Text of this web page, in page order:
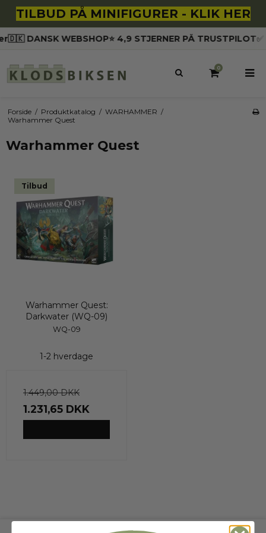
TILBUD PÅ MINIFIGURER - KLIK HER
🇩🇰 DANSK WEBSHOP⭐️ 4,9 STJERNER PÅ TRUSTPILOT✅
0
Forside / Produktkatalog / WARHAMMER /
Warhammer Quest
Warhammer Quest
Tilbud
Warhammer Quest:
Darkwater (WQ-09)
WQ-09
1-2 hverdage
1.449,00 DKK
1.231,65 DKK